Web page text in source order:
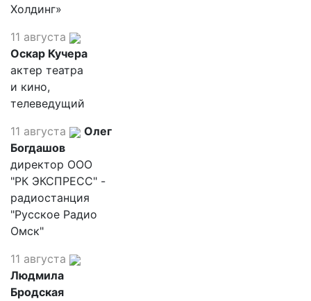
Холдинг»
11 августа
Оскар Кучера
актер театра
и кино,
телеведущий
11 августа
Олег
Богдашов
директор ООО
"РК ЭКСПРЕСС" -
радиостанция
"Русское Радио
Омск"
11 августа
Людмила
Бродская